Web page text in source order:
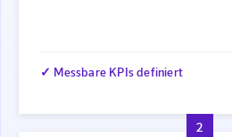
✓ Messbare KPIs definiert
2